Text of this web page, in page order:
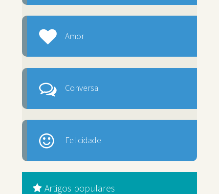
Amor
Conversa
Felicidade
Artigos populares